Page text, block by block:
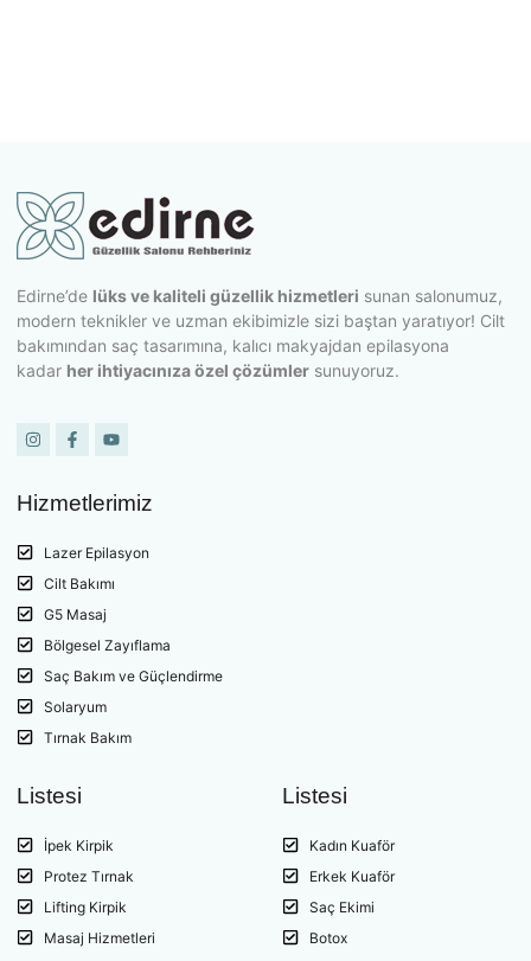
Edirne’de lüks ve kaliteli güzellik hizmetleri sunan salonumuz,
modern teknikler ve uzman ekibimizle sizi baştan yaratıyor! Cilt
bakımından saç tasarımına, kalıcı makyajdan epilasyona
kadar her ihtiyacınıza özel çözümler sunuyoruz.
Hizmetlerimiz
Lazer Epilasyon
Cilt Bakımı
G5 Masaj
Bölgesel Zayıflama
Saç Bakım ve Güçlendirme
Solaryum
Tırnak Bakım
Listesi
İpek Kirpik
Protez Tırnak
Lifting Kirpik
Masaj Hizmetleri
Listesi
Kadın Kuaför
Erkek Kuaför
Saç Ekimi
Botox